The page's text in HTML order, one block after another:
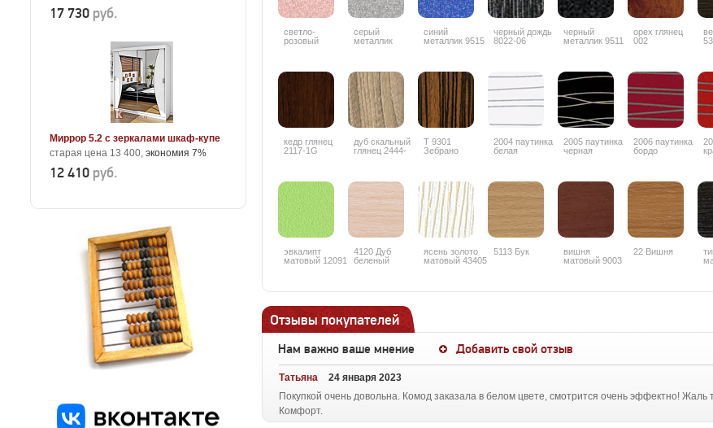
17 730 руб.
Миррор 5.2 с зеркалами шкаф-купе
старая цена 13 400, экономия 7%
12 410 руб.
светло-
розовый
серый
металлик
синий
металлик 9515
черный дождь
8022-06
черный
металлик 9511
орех глянец
002
кедр глянец
2117-1G
дуб скальный
глянец 2444-
Т 9301
Зебрано
2004 паутинка
белая
2005 паутинка
черная
2006 паутинка
бордо
эвкалипт
матовый 12091
4120 Дуб
беленый
ясень золото
матовый 43405
5113 Бук
вишня
матовый 9003
22 Вишня
Отзывы покупателей
Нам важно ваше мнение Добавить свой отзыв
Татьяна
24 января 2023
Покупкой очень довольна. Комод заказала в белом цвете, смотрится очень эффектно!
Комфорт.